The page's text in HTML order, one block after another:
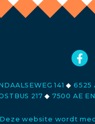
141◆ 6525
217◆ 7500 AE
Deze website wordt